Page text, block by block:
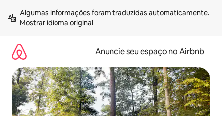
para
Mostrar idioma original
Anuncie seu espaço no Airbnb